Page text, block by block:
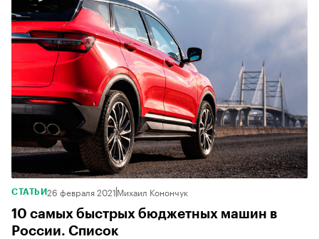
СТАТЬИ26 февраля 2021Михаил Конончук
10 самых быстрых бюджетных машин в
России. Список